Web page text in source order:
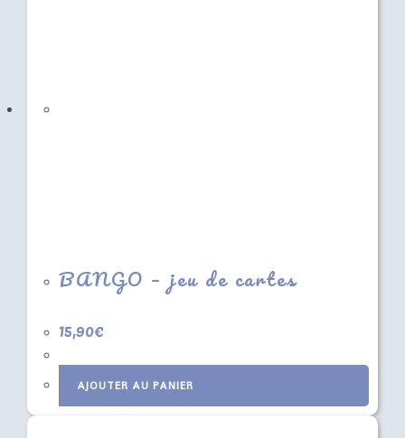
BANGO – jeu de cartes
15,90€
AJOUTER AU PANIER